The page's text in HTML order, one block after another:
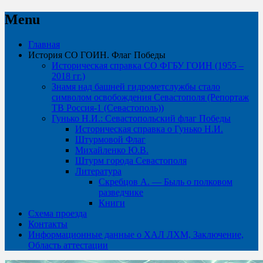
Menu
Skip
Главная
История СО ГОИН. Флаг Победы
Историческая справка СО ФГБУ ГОИН (1955 –
2018 гг.)
Знамя над башней гидрометслужбы стало
символом освобождения Севастополя (Репортаж
ТВ Россия-1 (Севастополь))
Гунько Н.И.: Севастопольский флаг Победы
Историческая справка о Гунько Н.И.
Штурмовой Флаг
Михайленко Ю.В.
Штурм города Севастополя
Литература
Скребцов А. — Быль о полковом
разведчике
Книги
Схема проезда
Контакты
Информационные данные о ХАЛ ЛХМ, Заключение,
Область аттестации